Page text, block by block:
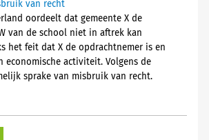
van recht
oordeelt dat gemeente X de
van de school niet in aftrek kan
het feit dat X de opdrachtnemer is en
economische activiteit. Volgens de
sprake van misbruik van recht.